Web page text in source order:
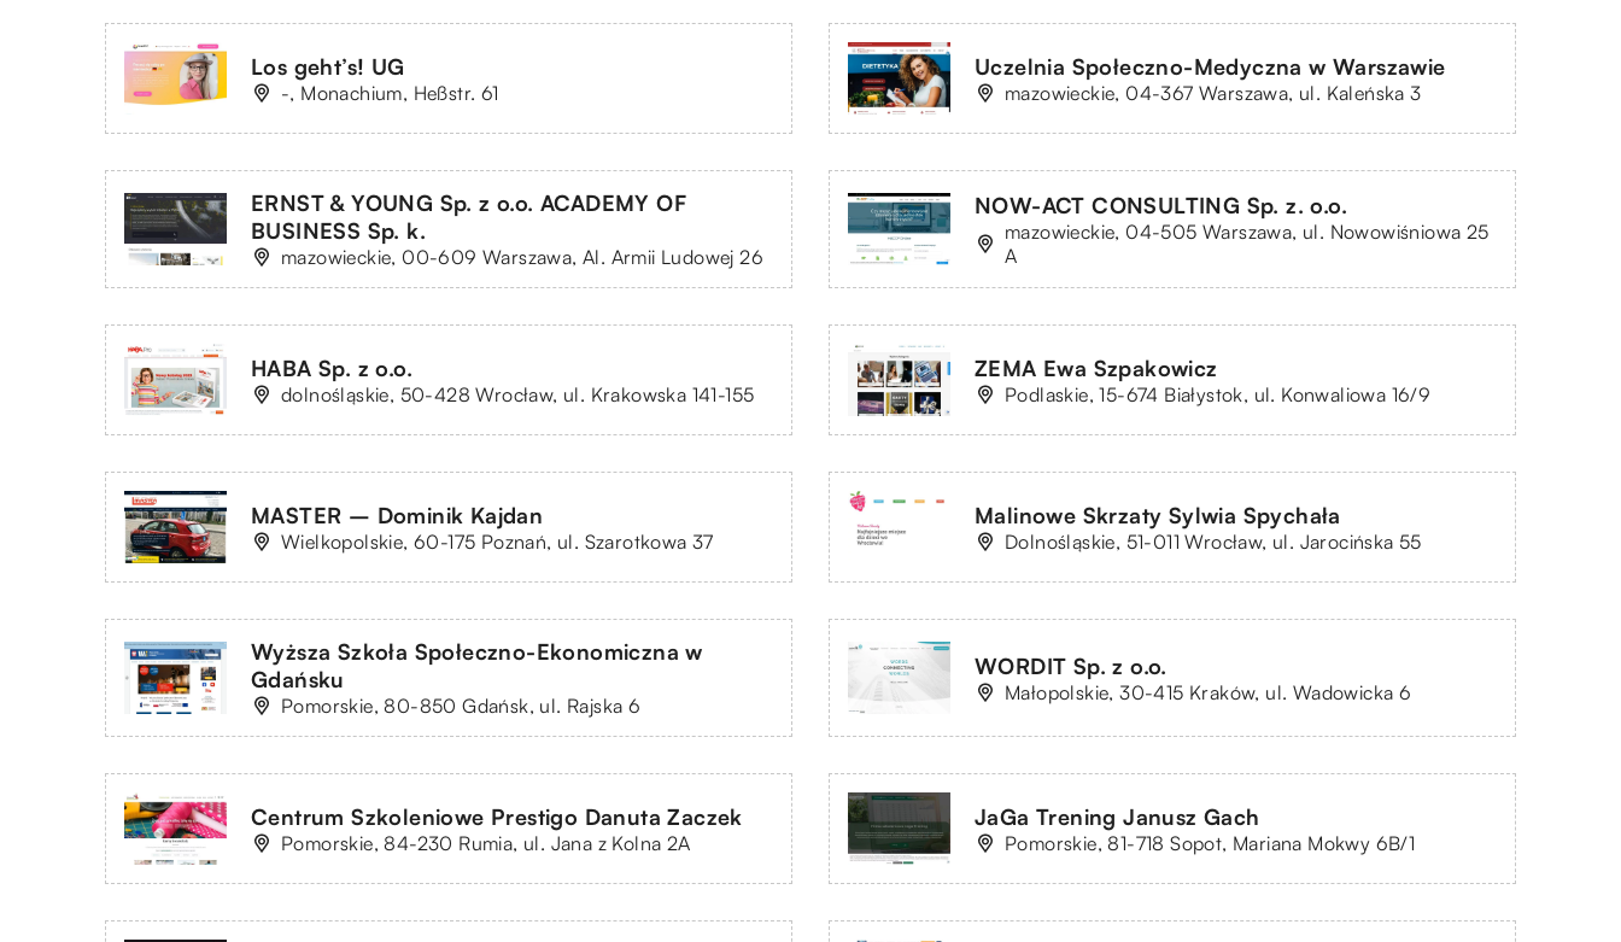
Los geht’s! UG
-, Monachium, Heßstr. 61
Uczelnia Społeczno-Medyczna w Warszawie
mazowieckie, 04-367 Warszawa, ul. Kaleńska 3
ERNST & YOUNG Sp. z o.o. ACADEMY OF
BUSINESS Sp. k.
mazowieckie, 00-609 Warszawa, Al. Armii Ludowej 26
NOW-ACT CONSULTING Sp. z. o.o.
mazowieckie, 04-505 Warszawa, ul. Nowowiśniowa 25
A
HABA Sp. z o.o.
dolnośląskie, 50-428 Wrocław, ul. Krakowska 141-155
ZEMA Ewa Szpakowicz
Podlaskie, 15-674 Białystok, ul. Konwaliowa 16/9
MASTER – Dominik Kajdan
Wielkopolskie, 60-175 Poznań, ul. Szarotkowa 37
Malinowe Skrzaty Sylwia Spychała
Dolnośląskie, 51-011 Wrocław, ul. Jarocińska 55
Wyższa Szkoła Społeczno-Ekonomiczna w
Gdańsku
Pomorskie, 80-850 Gdańsk, ul. Rajska 6
WORDIT Sp. z o.o.
Małopolskie, 30-415 Kraków, ul. Wadowicka 6
Centrum Szkoleniowe Prestigo Danuta Zaczek
Pomorskie, 84-230 Rumia, ul. Jana z Kolna 2A
JaGa Trening Janusz Gach
Pomorskie, 81-718 Sopot, Mariana Mokwy 6B/1